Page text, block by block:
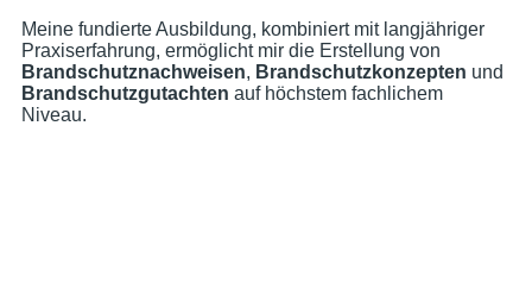
Meine fundierte Ausbildung, kombiniert mit langjähriger
Praxiserfahrung, ermöglicht mir die Erstellung von
Brandschutznachweisen, Brandschutzkonzepten und
Brandschutzgutachten auf höchstem fachlichem
Niveau.